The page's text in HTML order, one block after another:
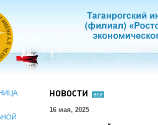
НОВОСТИ все
16 мая, 2025